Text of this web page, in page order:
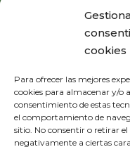
cookies
Para ofrecer las mejores
cookies para almacenar y/o
consentimiento de estas
el comportamiento de
sitio. No consentir o retirar
negativamente a ciertas